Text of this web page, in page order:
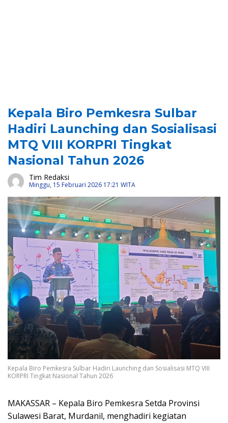
Kepala Biro Pemkesra Sulbar
Hadiri Launching dan Sosialisasi
MTQ VIII KORPRI Tingkat
Nasional Tahun 2026
Tim Redaksi
Minggu, 15 Februari 2026 17:21 WITA
Kepala Biro Pemkesra Sulbar Hadiri Launching dan Sosialisasi MTQ VIII
KORPRI Tingkat Nasional Tahun 2026
MAKASSAR – Kepala Biro Pemkesra Setda Provinsi
Sulawesi Barat, Murdanil, menghadiri kegiatan